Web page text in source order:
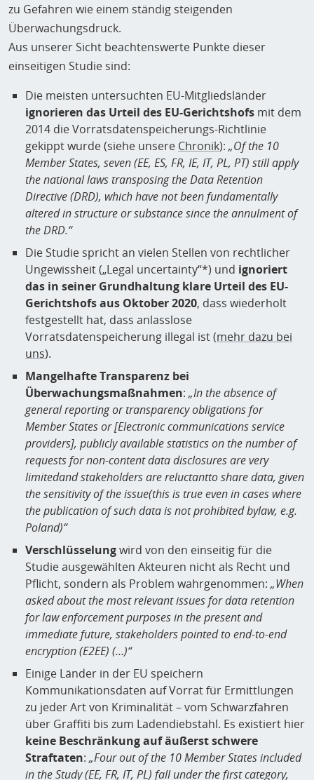
zu Gefahren wie einem ständig steigenden
Überwachungsdruck.
Aus unserer Sicht beachtenswerte Punkte dieser
einseitigen Studie sind:
Die meisten untersuchten EU-Mitgliedsländer
ignorieren das Urteil des EU-Gerichtshofs mit dem
2014 die Vorratsdatenspeicherungs-Richtlinie
gekippt wurde (siehe unsere Chronik): „Of the 10
Member States, seven (EE, ES, FR, IE, IT, PL, PT) still apply
the national laws transposing the Data Retention
Directive (DRD), which have not been fundamentally
altered in structure or substance since the annulment of
the DRD.“
Die Studie spricht an vielen Stellen von rechtlicher
Ungewissheit („Legal uncertainty“*) und ignoriert
das in seiner Grundhaltung klare Urteil des EU-
Gerichtshofs aus Oktober 2020, dass wiederholt
festgestellt hat, dass anlasslose
Vorratsdatenspeicherung illegal ist (mehr dazu bei
uns).
Mangelhafte Transparenz bei
Überwachungsmaßnahmen: „In the absence of
general reporting or transparency obligations for
Member States or [Electronic communications service
providers], publicly available statistics on the number of
requests for non-content data disclosures are very
limitedand stakeholders are reluctantto share data, given
the sensitivity of the issue(this is true even in cases where
the publication of such data is not prohibited bylaw, e.g.
Poland)“
Verschlüsselungwird von den einseitig für die
Studie ausgewählten Akteuren nicht als Recht und
Pflicht, sondern als Problem wahrgenommen: „When
asked about the most relevant issues for data retention
for law enforcement purposes in the present and
immediate future, stakeholders pointed to end-to-end
encryption (E2EE) (…)“
Einige Länder in der EU speichern
Kommunikationsdaten auf Vorrat für Ermittlungen
zu jeder Art von Kriminalität – vom Schwarzfahren
über Graffiti bis zum Ladendiebstahl. Es existiert hier
keine Beschränkung auf äußerst schwere
Straftaten: „Four out of the 10 Member States included
in the Study (EE, FR, IT, PL) fall under the first category,